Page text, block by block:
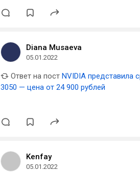
Diana Musaeva
05.01.2022
Ответ на пост NVIDIA представила
3050 — цена от 24 900 рублей
Kenfay
05.01.2022